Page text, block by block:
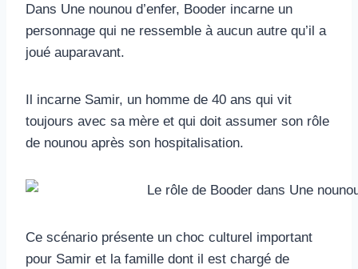
Dans Une nounou d’enfer, Booder incarne un
personnage qui ne ressemble à aucun autre qu’il a
joué auparavant.
Il incarne Samir, un homme de 40 ans qui vit
toujours avec sa mère et qui doit assumer son rôle
de nounou après son hospitalisation.
Ce scénario présente un choc culturel important
pour Samir et la famille dont il est chargé de